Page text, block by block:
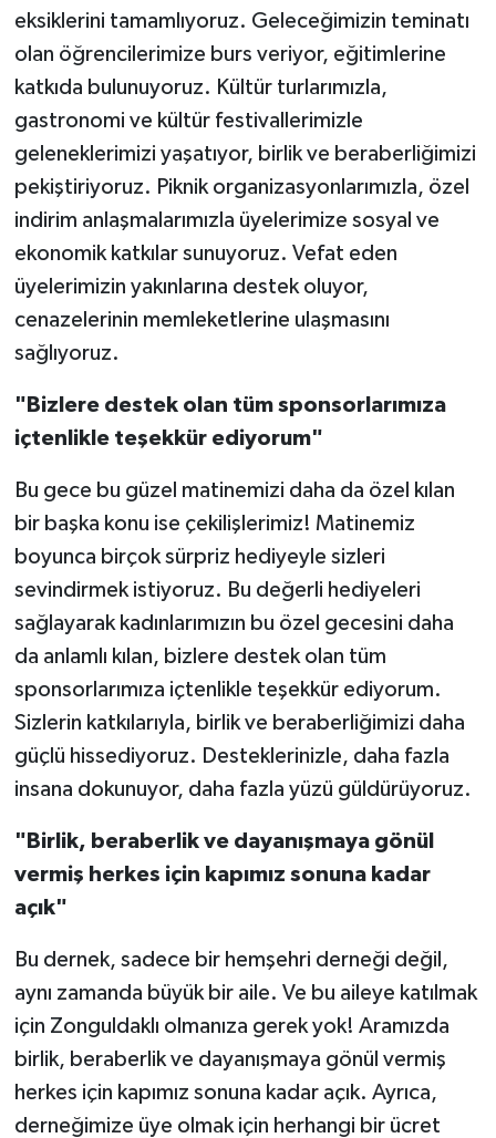
eksiklerini tamamlıyoruz. Geleceğimizin teminatı
olan öğrencilerimize burs veriyor, eğitimlerine
katkıda bulunuyoruz. Kültür turlarımızla,
gastronomi ve kültür festivallerimizle
geleneklerimizi yaşatıyor, birlik ve beraberliğimizi
pekiştiriyoruz. Piknik organizasyonlarımızla, özel
indirim anlaşmalarımızla üyelerimize sosyal ve
ekonomik katkılar sunuyoruz. Vefat eden
üyelerimizin yakınlarına destek oluyor,
cenazelerinin memleketlerine ulaşmasını
sağlıyoruz.
"Bizlere destek olan tüm sponsorlarımıza
içtenlikle teşekkür ediyorum"
Bu gece bu güzel matinemizi daha da özel kılan
bir başka konu ise çekilişlerimiz! Matinemiz
boyunca birçok sürpriz hediyeyle sizleri
sevindirmek istiyoruz. Bu değerli hediyeleri
sağlayarak kadınlarımızın bu özel gecesini daha
da anlamlı kılan, bizlere destek olan tüm
sponsorlarımıza içtenlikle teşekkür ediyorum.
Sizlerin katkılarıyla, birlik ve beraberliğimizi daha
güçlü hissediyoruz. Desteklerinizle, daha fazla
insana dokunuyor, daha fazla yüzü güldürüyoruz.
"Birlik, beraberlik ve dayanışmaya gönül
vermiş herkes için kapımız sonuna kadar
açık"
Bu dernek, sadece bir hemşehri derneği değil,
aynı zamanda büyük bir aile. Ve bu aileye katılmak
için Zonguldaklı olmanıza gerek yok! Aramızda
birlik, beraberlik ve dayanışmaya gönül vermiş
herkes için kapımız sonuna kadar açık. Ayrıca,
derneğimize üye olmak için herhangi bir ücret